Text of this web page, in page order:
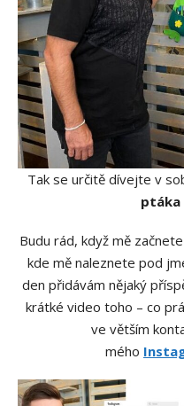
Tak se určitě dívejte v
ptáka
Budu rád, když mě
kde mě naleznete pod
den přidávám nějaký
krátké video toho – co
ve větším
mého